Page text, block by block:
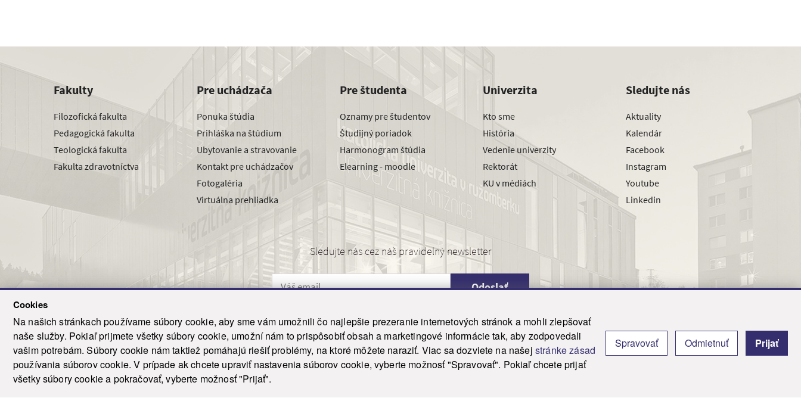
Cookies
Na našich stránkach používame súbory cookie, aby sme vám umožnili čo najlepšie prezeranie internetových stránok a mohli zlepšovať
naše služby. Pokiaľ prijmete všetky súbory cookie, umožní nám to prispôsobiť obsah a marketingové informácie tak, aby zodpovedali
vašim potrebám. Súbory cookie nám taktiež pomáhajú riešiť problémy, na ktoré môžete naraziť. Viac sa dozviete na našej stránke zásad
používania súborov cookie. V prípade ak chcete upraviť nastavenia súborov cookie, vyberte možnosť "Spravovať". Pokiaľ chcete prijať
všetky súbory cookie a pokračovať, vyberte možnosť "Prijať".
Spravovať Odmietnuť Prijať
Fakulty
Filozofická fakulta
Pedagogická fakulta
Teologická fakulta
Fakulta zdravotníctva
Pre uchádzača
Ponuka štúdia
Prihláška na štúdium
Ubytovanie a stravovanie
Kontakt pre uchádzačov
Fotogaléria
Virtuálna prehliadka
Pre študenta
Oznamy pre študentov
Študijný poriadok
Harmonogram štúdia
Elearning - moodle
Univerzita
Kto sme
História
Vedenie univerzity
Rektorát
KU v médiách
Sledujte nás
Aktuality
Kalendár
Facebook
Instagram
Youtube
Linkedin
Sledujte nás cez náš pravidelný newsletter
Odoslať
© 2021-2026 ku.sk. Všetky práva vyhradené. | Ochrana osobných údajov | Vyhlásenie o prístupnosti | Admin
This site is protected by reCAPTCHA and the Google Privacy Policy and Terms of Service
apply.
Tvorba stránky WebCreators.sk | Webhosting HostCreators